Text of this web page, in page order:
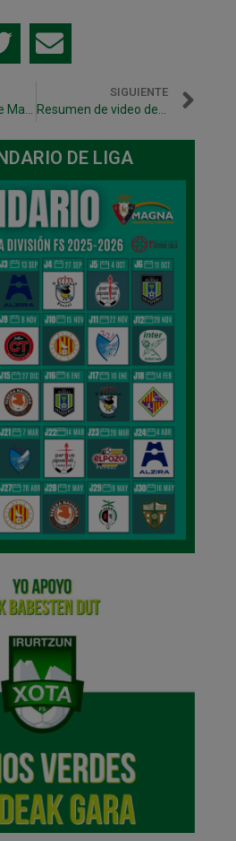
Vital partido entre Magna Navarra y Marfil Santa Coloma este viernes en Pamplona
SIGUIENTE
Resumen de video del empate a 3 entre Gurpea y Santurtzi
DE LIGA